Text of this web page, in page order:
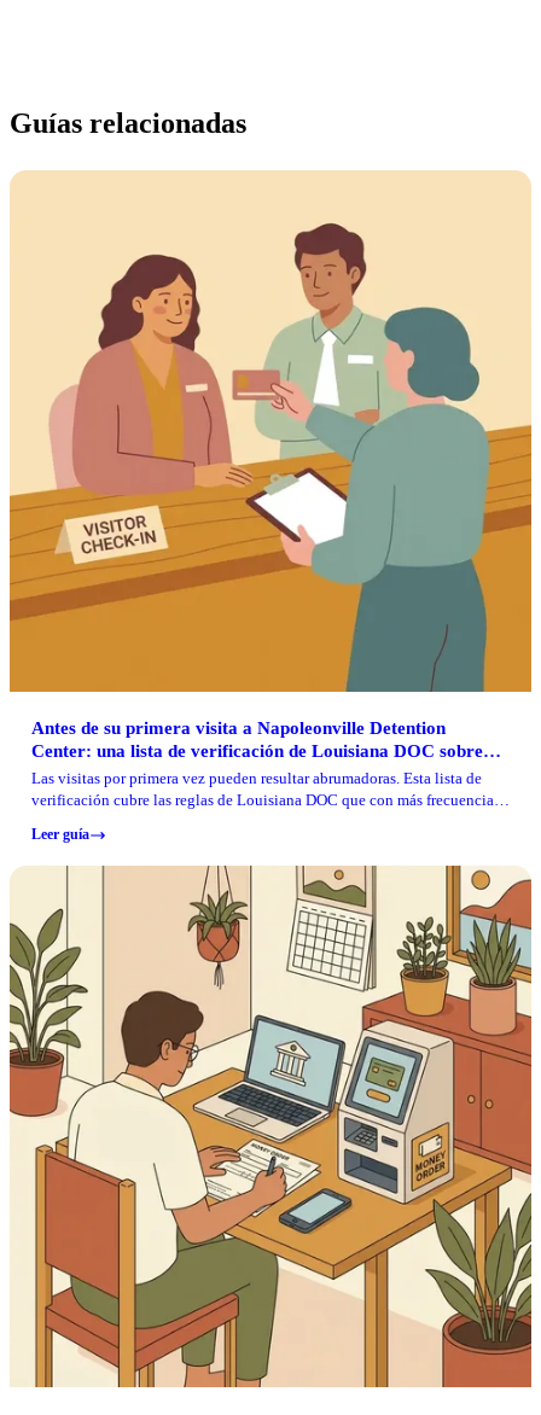
Guías relacionadas
Antes de su primera visita a Napoleonville Detention
Center: una lista de verificación de Louisiana DOC sobre
qué llevar y qué dejar atrás
Las visitas por primera vez pueden resultar abrumadoras. Esta lista de
verificación cubre las reglas de Louisiana DOC que con más frecuencia
preparado.
Leer guía